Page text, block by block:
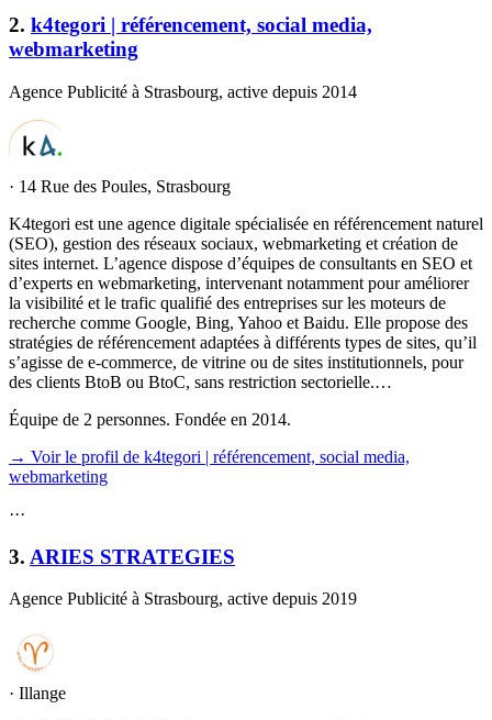
2. k4tegori | référencement, social media,
webmarketing
Agence Publicité à Strasbourg, active depuis 2014
· 14 Rue des Poules, Strasbourg
K4tegori est une agence digitale spécialisée en référencement naturel
(SEO), gestion des réseaux sociaux, webmarketing et création de
sites internet. L’agence dispose d’équipes de consultants en SEO et
d’experts en webmarketing, intervenant notamment pour améliorer
la visibilité et le trafic qualifié des entreprises sur les moteurs de
recherche comme Google, Bing, Yahoo et Baidu. Elle propose des
stratégies de référencement adaptées à différents types de sites, qu’il
s’agisse de e-commerce, de vitrine ou de sites institutionnels, pour
des clients BtoB ou BtoC, sans restriction sectorielle.…
Équipe de 2 personnes. Fondée en 2014.
→ Voir le profil de k4tegori | référencement, social media,
webmarketing
···
3. ARIES STRATEGIES
Agence Publicité à Strasbourg, active depuis 2019
· Illange